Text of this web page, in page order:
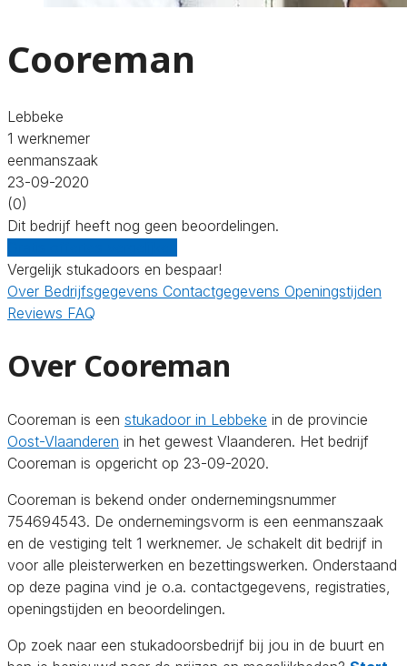
Cooreman
Lebbeke
1 werknemer
eenmanszaak
23-09-2020
(0)
Dit bedrijf heeft nog geen beoordelingen.
Vergelijk stukadoors en bespaar!
Over Bedrijfsgegevens Contactgegevens Openingstijden
Reviews FAQ
Over Cooreman
Cooreman is een stukadoor in Lebbeke in de provincie
Oost-Vlaanderen in het gewest Vlaanderen. Het bedrijf
Cooreman is opgericht op 23-09-2020.
Cooreman is bekend onder ondernemingsnummer
754694543. De ondernemingsvorm is een eenmanszaak
en de vestiging telt 1 werknemer. Je schakelt dit bedrijf in
voor alle pleisterwerken en bezettingswerken. Onderstaand
op deze pagina vind je o.a. contactgegevens, registraties,
openingstijden en beoordelingen.
Op zoek naar een stukadoorsbedrijf bij jou in de buurt en